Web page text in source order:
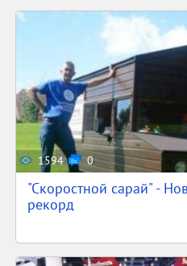
1594 0
"Скоростной сарай" -
рекорд